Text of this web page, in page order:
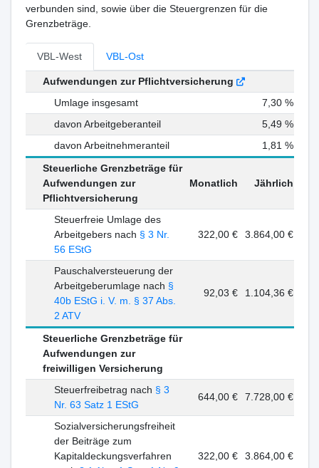
verbunden sind, sowie über die Steuergrenzen für die
Grenzbeträge.
VBL-West VBL-Ost
Aufwendungen zur Pflichtversicherung
Umlage insgesamt
7,30 %
davon Arbeitgeberanteil
5,49 %
davon Arbeitnehmeranteil
1,81 %
Steuerliche Grenzbeträge für
Aufwendungen zur
Pflichtversicherung
Monatlich Jährlich
Steuerfreie Umlage des
Arbeitgebers nach § 3 Nr.
56 EStG
322,00 € 3.864,00 €
Pauschalversteuerung der
Arbeitgeberumlage nach §
40b EStG i. V. m. § 37 Abs.
2 ATV
92,03 € 1.104,36 €
Steuerliche Grenzbeträge für
Aufwendungen zur
freiwilligen Versicherung
Steuerfreibetrag nach § 3
Nr. 63 Satz 1 EStG
644,00 € 7.728,00 €
Sozialversicherungsfreiheit
der Beiträge zum
Kapitaldeckungsverfahren
322,00 € 3.864,00 €